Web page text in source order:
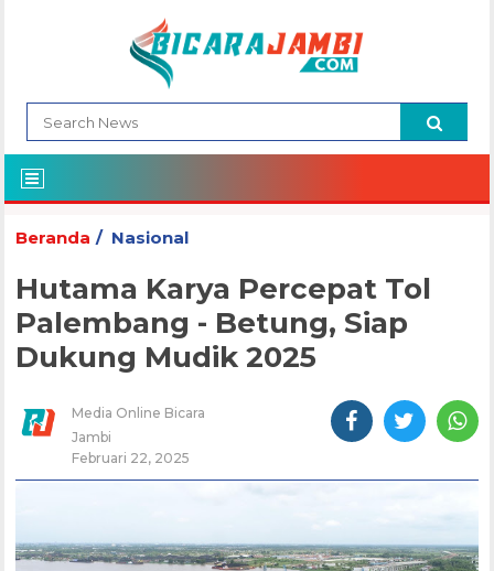
Beranda Nasional
Hutama Karya Percepat Tol
Palembang - Betung, Siap
Dukung Mudik 2025
Media Online Bicara
Jambi
Februari 22, 2025